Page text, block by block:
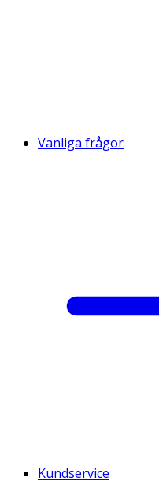
Vanliga frågor
Kundservice